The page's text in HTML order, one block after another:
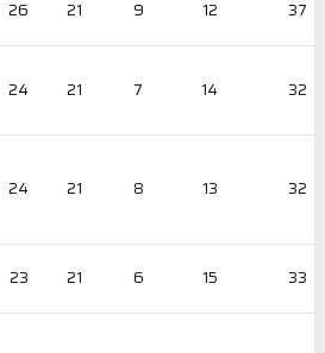
26 21 9 12 37
24 21 7 14 32
24 21 8 13 32
23 21 6 15 33